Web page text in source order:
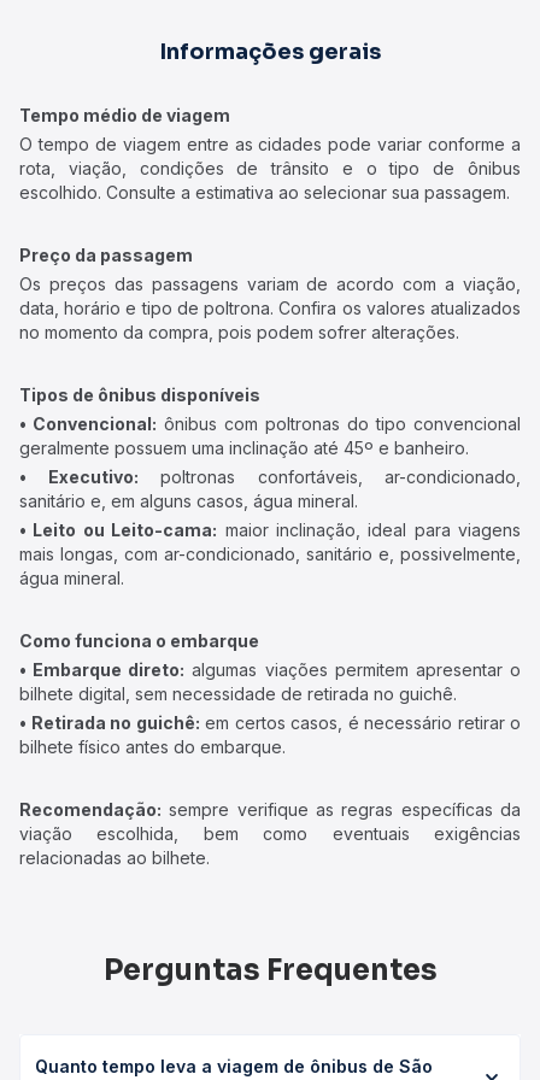
Informações gerais
Tempo médio de viagem
O tempo de viagem entre as cidades pode variar conforme a
rota, viação, condições de trânsito e o tipo de ônibus
escolhido. Consulte a estimativa ao selecionar sua passagem.
Preço da passagem
Os preços das passagens variam de acordo com a viação,
data, horário e tipo de poltrona. Confira os valores atualizados
no momento da compra, pois podem sofrer alterações.
Tipos de ônibus disponíveis
• Convencional: ônibus com poltronas do tipo convencional
geralmente possuem uma inclinação até 45º e banheiro.
• Executivo: poltronas confortáveis, ar-condicionado,
sanitário e, em alguns casos, água mineral.
• Leito ou Leito-cama: maior inclinação, ideal para viagens
mais longas, com ar-condicionado, sanitário e, possivelmente,
água mineral.
Como funciona o embarque
• Embarque direto: algumas viações permitem apresentar o
bilhete digital, sem necessidade de retirada no guichê.
• Retirada no guichê: em certos casos, é necessário retirar o
bilhete físico antes do embarque.
Recomendação: sempre verifique as regras específicas da
viação escolhida, bem como eventuais exigências
relacionadas ao bilhete.
Perguntas Frequentes
Quanto tempo leva a viagem de ônibus de São